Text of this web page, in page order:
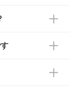
条件でご
にご相談
備考欄』
たしま
わせ・お
定のご連
い。
ある商品